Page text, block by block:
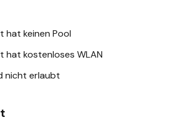
hat keinen Pool
hat kostenloses WLAN
nicht erlaubt